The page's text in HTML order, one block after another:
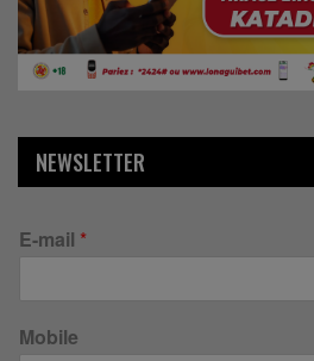
NEWSLETTER
E-mail *
Mobile